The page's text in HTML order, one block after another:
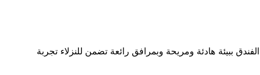
ببيئة هادئة ومريحة وبمرافق رائعة تضمن للنزلاء تجربة